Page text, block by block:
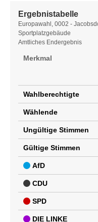
Ergebnistabelle
Ergebnistabelle
Europawahl, 0002 -
Sportplatzgebäude
Amtliches Endergebnis
Merkmal
Wahlberechtigte
Wählende
Ungültige Stimmen
Gültige Stimmen
AfD
CDU
SPD
DIE LINKE